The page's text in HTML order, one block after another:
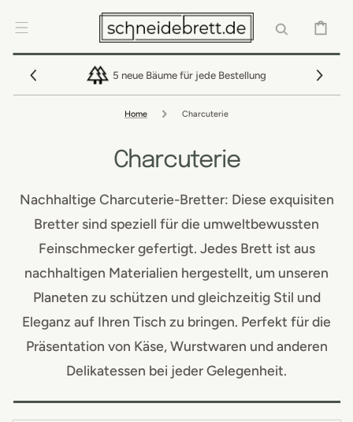
INHALT
5 neue Bäume für jede Bestellung
Home Charcuterie
Charcuterie
Nachhaltige Charcuterie-Bretter: Diese exquisiten
Bretter sind speziell für die umweltbewussten
Feinschmecker gefertigt. Jedes Brett ist aus
nachhaltigen Materialien hergestellt, um unseren
Planeten zu schützen und gleichzeitig Stil und
Eleganz auf Ihren Tisch zu bringen. Perfekt für die
Präsentation von Käse, Wurstwaren und anderen
Delikatessen bei jeder Gelegenheit.